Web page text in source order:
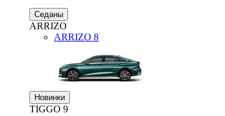
Седаны
ARRIZO
ARRIZO 8
Новинки
TIGGO 9